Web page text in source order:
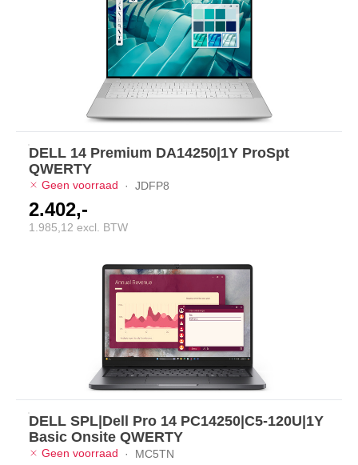
DELL 14 Premium DA14250|1Y ProSpt
QWERTY
Geen voorraad · JDFP8
2.402,-
1.985,12 excl. BTW
DELL SPL|Dell Pro 14 PC14250|C5-120U|1Y
Basic Onsite QWERTY
Geen voorraad · MC5TN